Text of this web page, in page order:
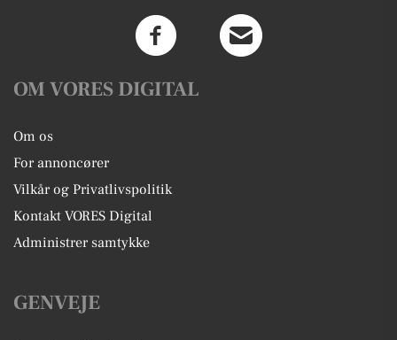
OM VORES DIGITAL
Om os
For annoncører
Vilkår og Privatlivspolitik
Kontakt VORES Digital
Administrer samtykke
GENVEJE